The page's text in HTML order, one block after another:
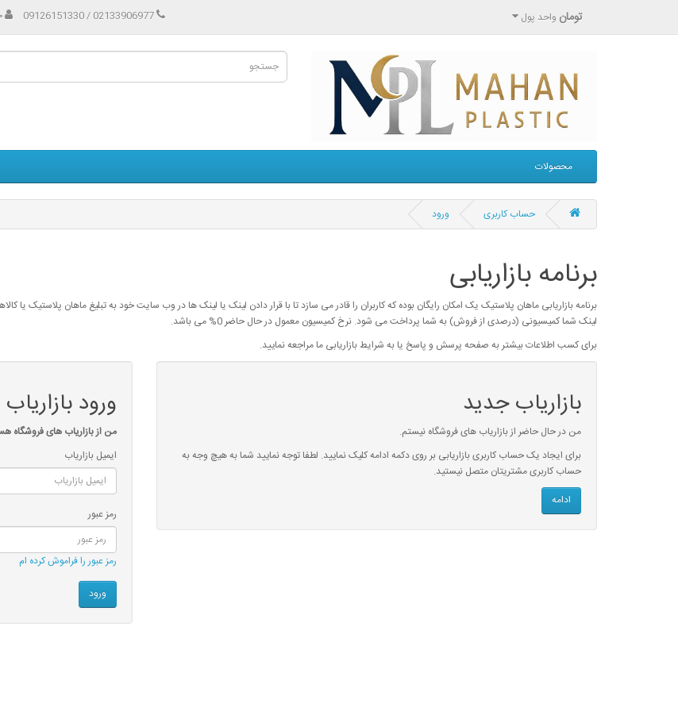
تومان واحد پول 02133906977 / 09126151330
محصولات
حساب کاربری ورود
برنامه بازاریابی
برنامه بازاریابی ماهان پلاستیک یک امکان رایگان بوده که کاربران را قادر می سازد تا با قرار دادن لینک یا لینک ها در وب سایت خود به تبلیغ ماهان پلاستیک
لینک شما کمیسیونی (درصدی از فروش) به شما پرداخت می شود. نرخ کمیسیون معمول در حال حاضر 0% می باشد.
برای کسب اطلاعات بیشتر به صفحه پرسش و پاسخ یا به شرایط بازاریابی ما مراجعه نمایید.
بازاریاب جدید
من در حال حاضر از بازاریاب های فروشگاه نیستم.
برای ایجاد یک حساب کاربری بازاریابی بر روی دکمه ادامه کلیک نمایید. لطفا توجه نمایید شما به هیچ وجه به
حساب کاربری مشتریتان متصل نیستید.
ادامه
ورود بازاریاب
من از بازاریاب های فروشگاه
ایمیل بازاریاب
رمز عبور
رمز عبور را فراموش کرده ام